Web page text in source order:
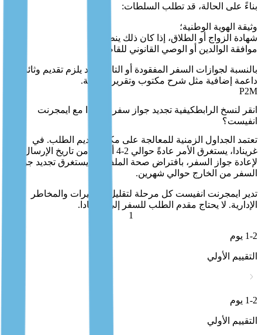
بناءً على الحالة، قد تطلب السلطات:
وثيقة الهوية الوطنية؛
شهادة الزواج أو الطلاق، إذا كان ذلك ينطبق؛
موافقة الوالدين أو الوصي القانوني للقاصرين.
بالنسبة لجوازات السفر المفقودة أو التالفة، قد يلزم تقديم وثائق
داعمة إضافية مثل شرح مكتوب وتقرير شرطة.
P2M
كيفية تجديد جواز سفر غرينادا مع ايمجرنت
انفيست؟
تعتمد الجداول الزمنية للمعالجة على مكان تقديم الطلب. في
غرينادا، يستغرق الأمر عادةً حوالي 2‑4 أسابيع من تاريخ الإرسال
لإعادة جواز السفر، بافتراض صحة الملف. قد يستغرق تجديد جوازات
السفر من الخارج حوالي شهرين.
تدير ايمجرنت انفيست كل مرحلة لتقليل التأخيرات والمخاطر
الإدارية. لا يحتاج مقدم الطلب للسفر إلى غرينادا.
1
1-2 يوم
التقييم الأولي
1-2 يوم
التقييم الأولي